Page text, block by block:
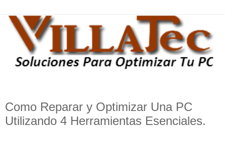
Como Reparar y Optimizar Una PC
Utilizando 4 Herramientas Esenciales.